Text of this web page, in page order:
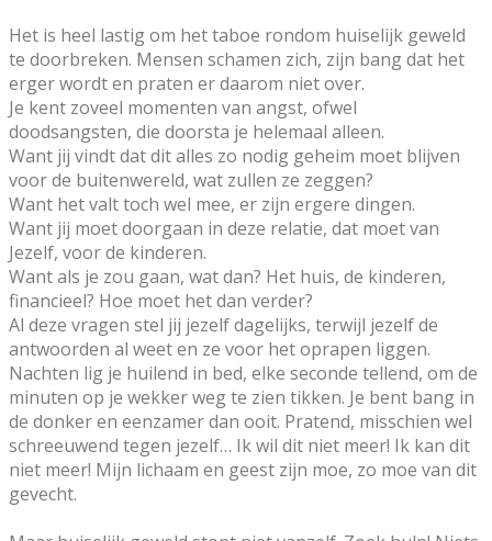
Het is heel lastig om het taboe rondom huiselijk geweld
te doorbreken. Mensen schamen zich, zijn bang dat het
erger wordt en praten er daarom niet over.
Je kent zoveel momenten van angst, ofwel
doodsangsten, die doorsta je helemaal alleen.
Want jij vindt dat dit alles zo nodig geheim moet blijven
voor de buitenwereld, wat zullen ze zeggen?
Want het valt toch wel mee, er zijn ergere dingen.
Want jij moet doorgaan in deze relatie, dat moet van
Jezelf, voor de kinderen.
Want als je zou gaan, wat dan? Het huis, de kinderen,
financieel? Hoe moet het dan verder?
Al deze vragen stel jij jezelf dagelijks, terwijl jezelf de
antwoorden al weet en ze voor het oprapen liggen.
Nachten lig je huilend in bed, elke seconde tellend, om de
minuten op je wekker weg te zien tikken. Je bent bang in
de donker en eenzamer dan ooit. Pratend, misschien wel
schreeuwend tegen jezelf… Ik wil dit niet meer! Ik kan dit
niet meer! Mijn lichaam en geest zijn moe, zo moe van dit
gevecht.